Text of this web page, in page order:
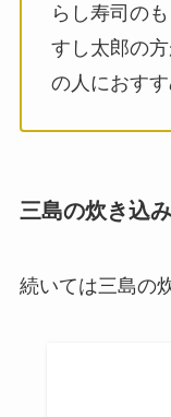
らし寿司の
すし太郎の
の人におすす
三島の炊き込
続いては三島の